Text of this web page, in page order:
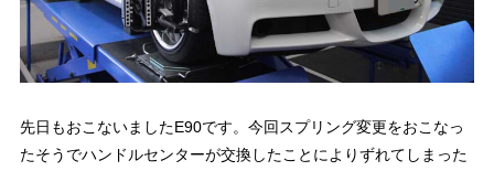
先日もおこないましたE90です。今回スプリング変更をおこなっ
たそうでハンドルセンターが交換したことによりずれてしまった